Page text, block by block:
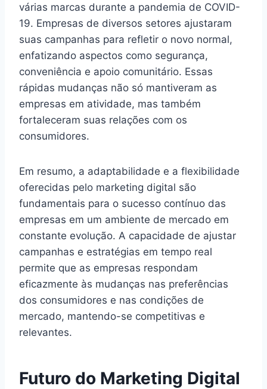
várias marcas durante a pandemia de COVID-
19. Empresas de diversos setores ajustaram
suas campanhas para refletir o novo normal,
enfatizando aspectos como segurança,
conveniência e apoio comunitário. Essas
rápidas mudanças não só mantiveram as
empresas em atividade, mas também
fortaleceram suas relações com os
consumidores.
Em resumo, a adaptabilidade e a flexibilidade
oferecidas pelo marketing digital são
fundamentais para o sucesso contínuo das
empresas em um ambiente de mercado em
constante evolução. A capacidade de ajustar
campanhas e estratégias em tempo real
permite que as empresas respondam
eficazmente às mudanças nas preferências
dos consumidores e nas condições de
mercado, mantendo-se competitivas e
relevantes.
Futuro do Marketing Digital